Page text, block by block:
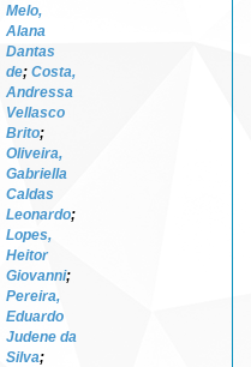
Melo,
Alana
Dantas
de; Costa,
Andressa
Vellasco
Brito;
Oliveira,
Gabriella
Caldas
Leonardo;
Lopes,
Heitor
Giovanni;
Pereira,
Eduardo
Judene da
Silva;